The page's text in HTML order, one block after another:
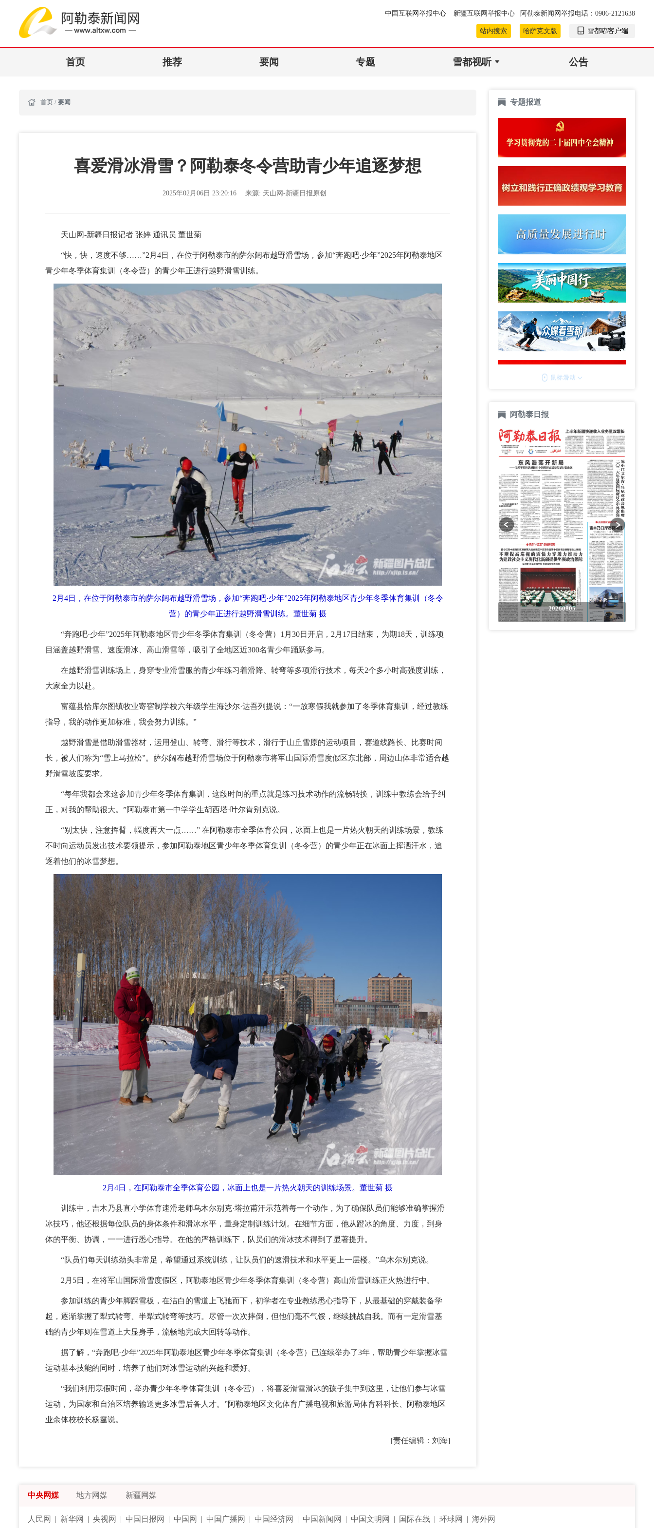
中国互联网举报中心 新疆互联网举报中心 阿勒泰新闻网举报电话：0906-2121638
站内搜索 哈萨克文版 雪都嘟客户端
首页 推荐 要闻 专题 雪都视听 公告
首页 / 要闻
喜爱滑冰滑雪？阿勒泰冬令营助青少年追逐梦想
2025年02月06日 23:20:16 来源: 天山网-新疆日报原创
天山网-新疆日报记者 张婷 通讯员 董世菊
“快，快，速度不够……”2月4日，在位于阿勒泰市的萨尔阔布越野滑雪场，参加“奔跑吧·少年”2025年阿勒泰地区
青少年冬季体育集训（冬令营）的青少年正进行越野滑雪训练。
2月4日，在位于阿勒泰市的萨尔阔布越野滑雪场，参加“奔跑吧·少年”2025年阿勒泰地区青少年冬季体育集训（冬令
营）的青少年正进行越野滑雪训练。董世菊 摄
“奔跑吧·少年”2025年阿勒泰地区青少年冬季体育集训（冬令营）1月30日开启，2月17日结束，为期18天，训练项
目涵盖越野滑雪、速度滑冰、高山滑雪等，吸引了全地区近300名青少年踊跃参与。
在越野滑雪训练场上，身穿专业滑雪服的青少年练习着滑降、转弯等多项滑行技术，每天2个多小时高强度训练，
大家全力以赴。
富蕴县恰库尔图镇牧业寄宿制学校六年级学生海沙尔·达吾列提说：“一放寒假我就参加了冬季体育集训，经过教练
指导，我的动作更加标准，我会努力训练。”
越野滑雪是借助滑雪器材，运用登山、转弯、滑行等技术，滑行于山丘雪原的运动项目，赛道线路长、比赛时间
长，被人们称为“雪上马拉松”。萨尔阔布越野滑雪场位于阿勒泰市将军山国际滑雪度假区东北部，周边山体非常适合越
野滑雪坡度要求。
“每年我都会来这参加青少年冬季体育集训，这段时间的重点就是练习技术动作的流畅转换，训练中教练会给予纠
正，对我的帮助很大。”阿勒泰市第一中学学生胡西塔·叶尔肯别克说。
“别太快，注意挥臂，幅度再大一点……” 在阿勒泰市全季体育公园，冰面上也是一片热火朝天的训练场景，教练
不时向运动员发出技术要领提示，参加阿勒泰地区青少年冬季体育集训（冬令营）的青少年正在冰面上挥洒汗水，追
逐着他们的冰雪梦想。
2月4日，在阿勒泰市全季体育公园，冰面上也是一片热火朝天的训练场景。董世菊 摄
训练中，吉木乃县直小学体育速滑老师乌木尔别克·塔拉甫汗示范着每一个动作，为了确保队员们能够准确掌握滑
冰技巧，他还根据每位队员的身体条件和滑冰水平，量身定制训练计划。在细节方面，他从蹬冰的角度、力度，到身
体的平衡、协调，一一进行悉心指导。在他的严格训练下，队员们的滑冰技术得到了显著提升。
“队员们每天训练劲头非常足，希望通过系统训练，让队员们的速滑技术和水平更上一层楼。”乌木尔别克说。
2月5日，在将军山国际滑雪度假区，阿勒泰地区青少年冬季体育集训（冬令营）高山滑雪训练正火热进行中。
参加训练的青少年脚踩雪板，在洁白的雪道上飞驰而下，初学者在专业教练悉心指导下，从最基础的穿戴装备学
起，逐渐掌握了犁式转弯、半犁式转弯等技巧。尽管一次次摔倒，但他们毫不气馁，继续挑战自我。而有一定滑雪基
础的青少年则在雪道上大显身手，流畅地完成大回转等动作。
据了解，“奔跑吧·少年”2025年阿勒泰地区青少年冬季体育集训（冬令营）已连续举办了3年，帮助青少年掌握冰雪
运动基本技能的同时，培养了他们对冰雪运动的兴趣和爱好。
“我们利用寒假时间，举办青少年冬季体育集训（冬令营），将喜爱滑雪滑冰的孩子集中到这里，让他们参与冰雪
运动，为国家和自治区培养输送更多冰雪后备人才。”阿勒泰地区文化体育广播电视和旅游局体育科科长、阿勒泰地区
业余体校校长杨霆说。
[责任编辑：刘海]
专题报道
阿勒泰日报
20260805
中央网媒 地方网媒 新疆网媒
人民网 | 新华网 |央视网 | 中国日报网 | 中国网 | 中国广播网 | 中国经济网 | 中国新闻网 | 中国文明网 | 国际在线 |环球网 |海外网